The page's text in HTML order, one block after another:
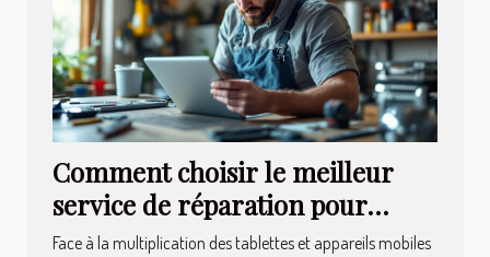
Comment choisir le meilleur
service de réparation pour
tablettes et appareils mobiles ?
Face à la multiplication des tablettes et appareils mobiles